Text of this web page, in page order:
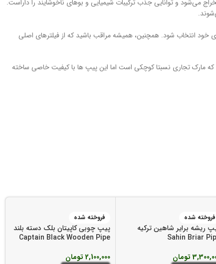
می‌شود و توانایی جذب ترکیبات شیمیایی و بوهای ناخوشایند را داراست.
خود انتخاب شود. همچنین، همیشه مراقب باشید که از فیلترهای اصلی
ادامه داده است. درست است که مارک تجاری نسبتا کوچکی است اما این پیپ ها با کیفیت خاصی ساخته
فروخته شده
ریشه برایر شاهین ترکیه
Sahin Briar
تومان
فروخته شده
پیپ چوبی کاپیتان بلک دسته بلند
Captain Black Wooden Pipe
2,100,000 تومان